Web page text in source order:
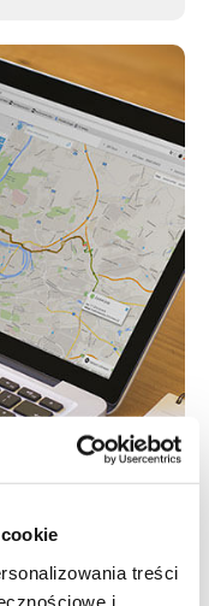
treści
i